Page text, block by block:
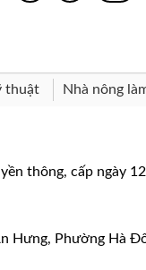
thuật Nhà nông
thông, cấp ngày
Hưng, Phường Hà